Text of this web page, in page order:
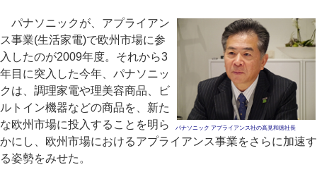
パナソニック アプライアンス社の高見和徳社長
パナソニックが、アプライアン
ス事業(生活家電)で欧州市場に参
入したのが2009年度。それから3
年目に突入した今年、パナソニッ
クは、調理家電や理美容商品、ビ
ルトイン機器などの商品を、新た
な欧州市場に投入することを明ら
かにし、欧州市場におけるアプライアンス事業をさらに加速す
る姿勢をみせた。